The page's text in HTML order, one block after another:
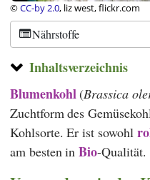
©CC-by 2.0, liz west, flickr.com
Nährstoffe
Inhaltsverzeichnis
Blumenkohl(Brassica
Zuchtform des
Kohlsorte. Er ist sowohl
am besten inBio-Qualität.